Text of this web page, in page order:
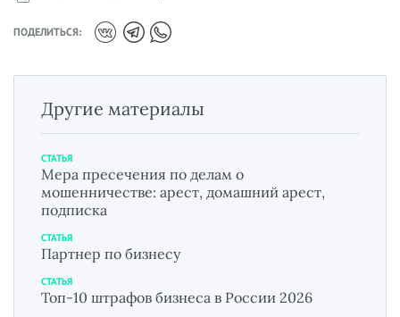
ПОДЕЛИТЬСЯ:
Другие материалы
СТАТЬЯ
Мера пресечения по делам о
мошенничестве: арест, домашний арест,
подписка
СТАТЬЯ
Партнер по бизнесу
СТАТЬЯ
Топ-10 штрафов бизнеса в России 2026